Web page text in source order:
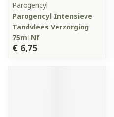
Parogencyl
Parogencyl Intensieve
Tandvlees Verzorging
75ml Nf
€ 6,75